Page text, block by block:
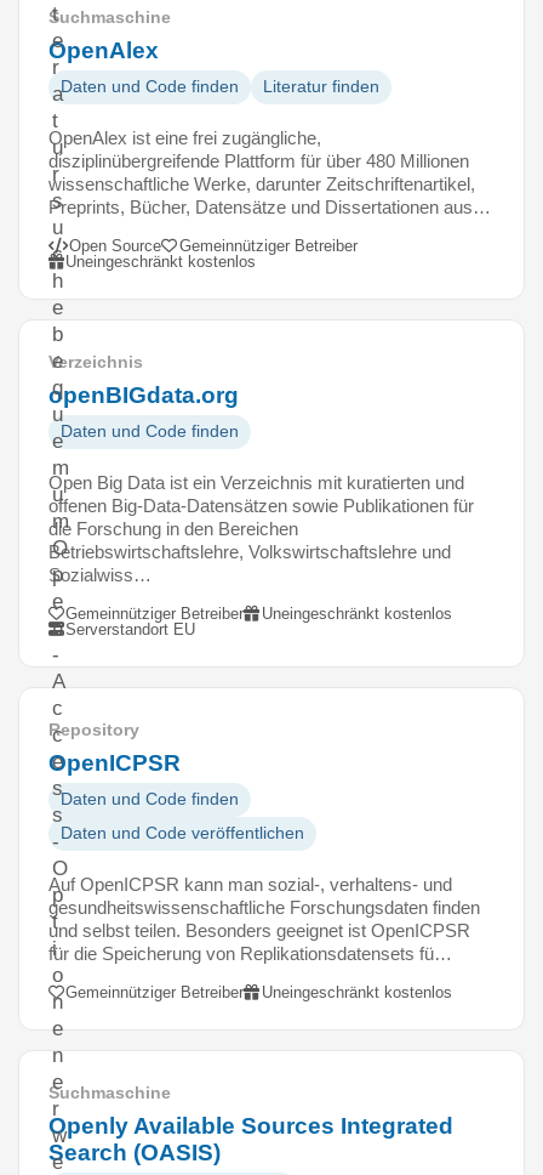
t
e
r
a
t
u
r
s
u
c
h
e
b
e
q
u
e
m
u
m
O
p
e
n
-
A
c
c
e
s
s
-
O
p
t
i
o
n
e
n
e
r
w
e
Suchmaschine
OpenAlex
Daten und Code finden Literatur finden
OpenAlex ist eine frei zugängliche,
disziplinübergreifende Plattform für über 480 Millionen
wissenschaftliche Werke, darunter Zeitschriftenartikel,
Preprints, Bücher, Datensätze und Dissertationen aus…
Open Source
Gemeinnütziger Betreiber
Uneingeschränkt kostenlos
Verzeichnis
openBIGdata.org
Daten und Code finden
Open Big Data ist ein Verzeichnis mit kuratierten und
offenen Big-Data-Datensätzen sowie Publikationen für
die Forschung in den Bereichen
Betriebswirtschaftslehre, Volkswirtschaftslehre und
Sozialwiss…
Gemeinnütziger Betreiber
Uneingeschränkt kostenlos
Serverstandort EU
Repository
OpenICPSR
Daten und Code finden
Daten und Code veröffentlichen
Auf OpenICPSR kann man sozial-, verhaltens- und
gesundheitswissenschaftliche Forschungsdaten finden
und selbst teilen. Besonders geeignet ist OpenICPSR
für die Speicherung von Replikationsdatensets fü…
Gemeinnütziger Betreiber Uneingeschränkt kostenlos
Suchmaschine
Openly Available Sources Integrated
Search (OASIS)